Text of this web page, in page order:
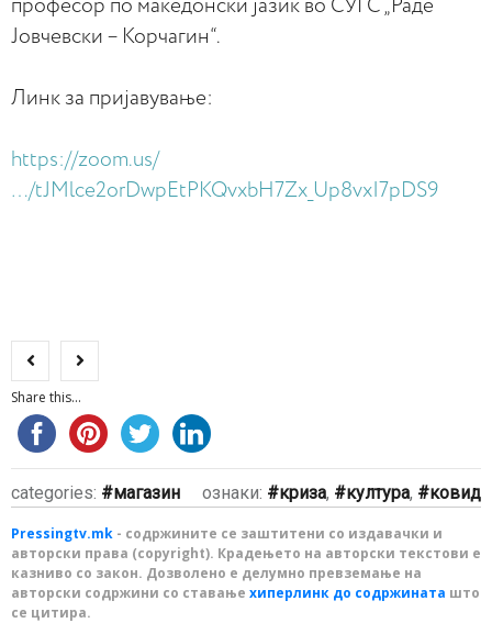
професор по македонски јазик во СУГС „Раде
Јовчевски – Корчагин“.
Линк за пријавување:
https://zoom.us/
…/tJMlce2orDwpEtPKQvxbH7Zx_Up8vxI7pDS9
Share this...
categories: магазин ознаки: криза, култура, ковид
Pressingtv.mk - содржините се заштитени со издавачки и
авторски права (copyright). Крадењето на авторски текстови е
казниво со закон. Дозволено е делумно превземање на
авторски содржини со ставање хиперлинк до содржината што
се цитира.